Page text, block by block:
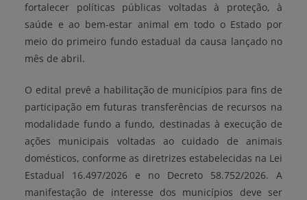
fortalecer políticas públicas voltadas à proteção, à
saúde e ao bem-estar animal em todo o Estado por
meio do primeiro fundo estadual da causa lançado no
mês de abril.
O edital prevê a habilitação de municípios para fins de
participação em futuras transferências de recursos na
modalidade fundo a fundo, destinadas à execução de
ações municipais voltadas ao cuidado de animais
domésticos, conforme as diretrizes estabelecidas na Lei
Estadual 16.497/2026 e no Decreto 58.752/2026. A
manifestação de interesse dos municípios deve ser